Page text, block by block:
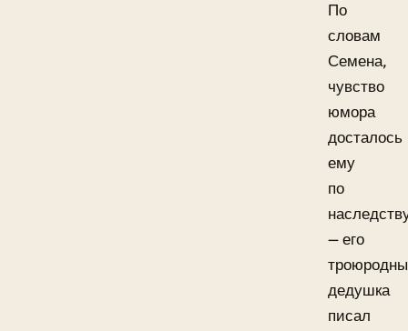
По
словам
Семена,
чувство
юмора
досталось
ему
по
— его
дедушка
писал